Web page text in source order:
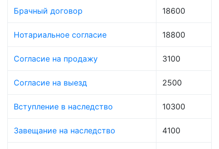
Брачный договор 18600
Нотариальное согласие 18800
Согласие на продажу 3100
Согласие на выезд 2500
Вступление в наследство 10300
Завещание на наследство 4100